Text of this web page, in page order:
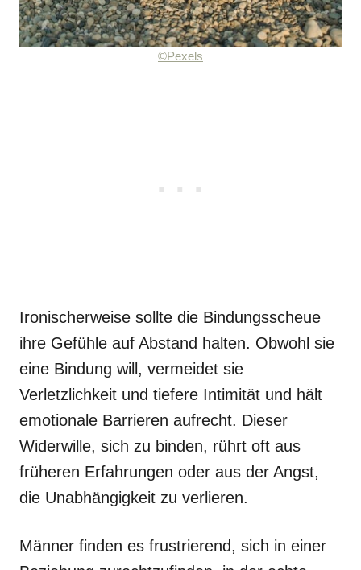
©Pexels
Ironischerweise sollte die Bindungsscheue
ihre Gefühle auf Abstand halten. Obwohl sie
eine Bindung will, vermeidet sie
Verletzlichkeit und tiefere Intimität und hält
emotionale Barrieren aufrecht. Dieser
Widerwille, sich zu binden, rührt oft aus
früheren Erfahrungen oder aus der Angst,
die Unabhängigkeit zu verlieren.
Männer finden es frustrierend, sich in einer